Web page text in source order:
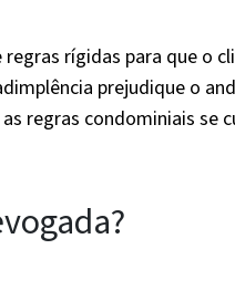
rígidas para que o
prejudique o
regras condominiais se